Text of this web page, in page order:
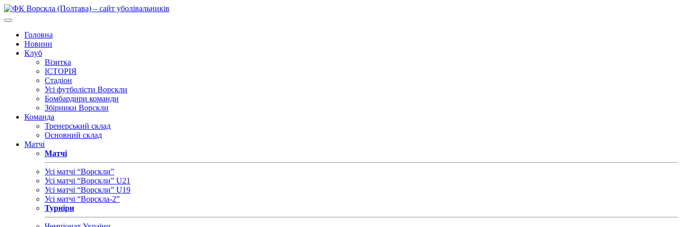
Головна
Новини
Клуб
Візитка
ІСТОРІЯ
Стадіон
Усі футболісти Ворскли
Бомбардири команди
Збірники Ворскли
Команда
Тренерський склад
Основний склад
Матчі
Матчі
Усі матчі “Ворскли”
Усі матчі “Ворскли” U21
Усі матчі “Ворскли” U19
Усі матчі “Ворскла-2”
Турніри